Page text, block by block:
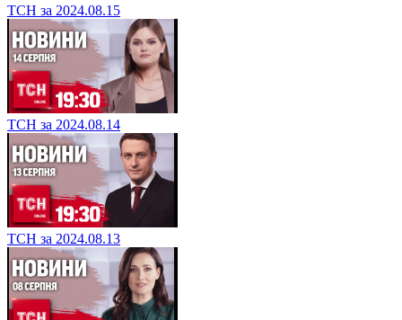
ТСН за 2024.08.15
ТСН за 2024.08.14
ТСН за 2024.08.13